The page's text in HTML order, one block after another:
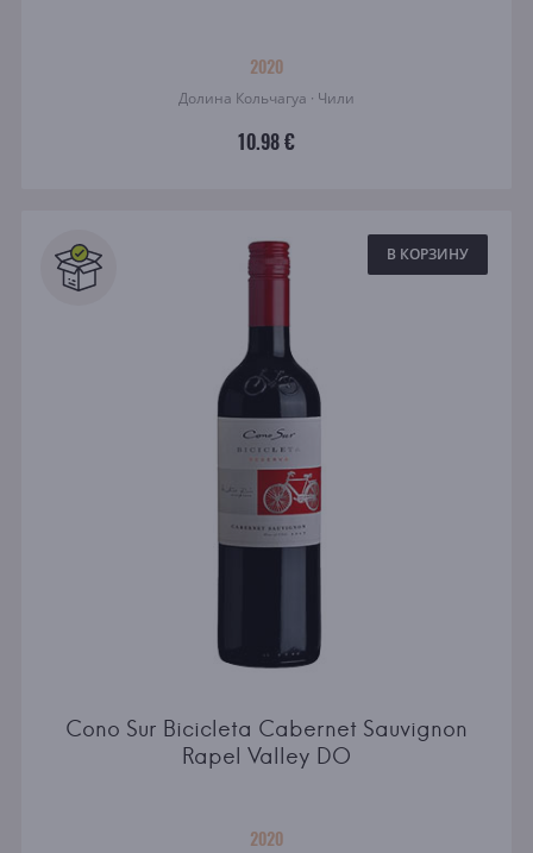
2020
Долина Кольчагуа · Чили
10.98 €
В КОРЗИНУ
Cono Sur Bicicleta Cabernet Sauvignon
Rapel Valley DO
2020